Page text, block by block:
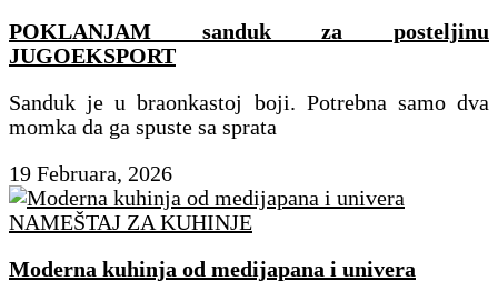
POKLANJAM sanduk za posteljinu
JUGOEKSPORT
Sanduk je u braonkastoj boji. Potrebna samo dva
momka da ga spuste sa sprata
19 Februara, 2026
NAMEŠTAJ ZA KUHINJE
Moderna kuhinja od medijapana i univera